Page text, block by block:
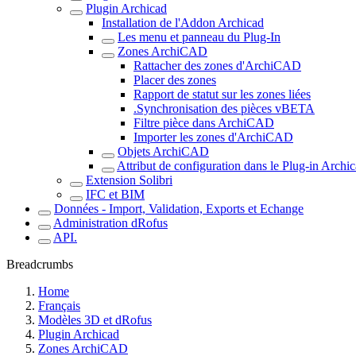
Plugin Archicad
Installation de l'Addon Archicad
Les menu et panneau du Plug-In
Zones ArchiCAD
Rattacher des zones d'ArchiCAD
Placer des zones
Rapport de statut sur les zones liées
.Synchronisation des pièces vBETA
Filtre pièce dans ArchiCAD
Importer les zones d'ArchiCAD
Objets ArchiCAD
Attribut de configuration dans le Plug-in
Extension Solibri
IFC et BIM
Données - Import, Validation, Exports et Echange
Administration dRofus
API.
Breadcrumbs
Home
Français
Modèles 3D et dRofus
Plugin Archicad
Zones ArchiCAD